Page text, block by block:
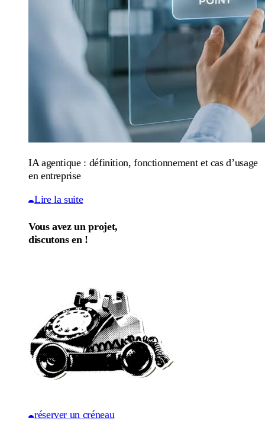
IA agentique : définition, fonctionnement et cas d’usage
en entreprise
Lire la suite
Vous avez un projet,
discutons en !
réserver un créneau